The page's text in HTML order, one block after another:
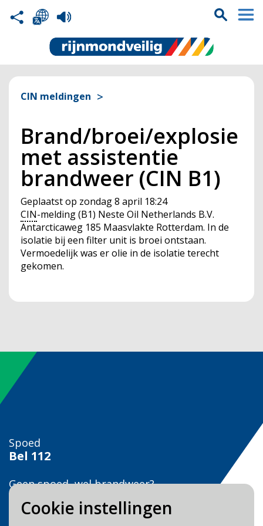
Cookie instellingen
CIN meldingen
Brand/broei/explosie
met assistentie
brandweer (CIN B1)
Geplaatst op zondag 8 april 18:24
CIN-melding (B1) Neste Oil Netherlands B.V.
Antarcticaweg 185 Maasvlakte Rotterdam. In de
isolatie bij een filter unit is broei ontstaan.
Vermoedelijk was er olie in de isolatie terecht
gekomen.
Spoed
Bel 112
Geen spoed, wel brandweer?
Bel